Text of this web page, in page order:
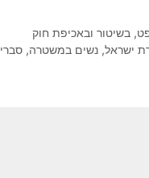
בשיטור ובאכיפת חוק
ישראל, נשים במשטרה,